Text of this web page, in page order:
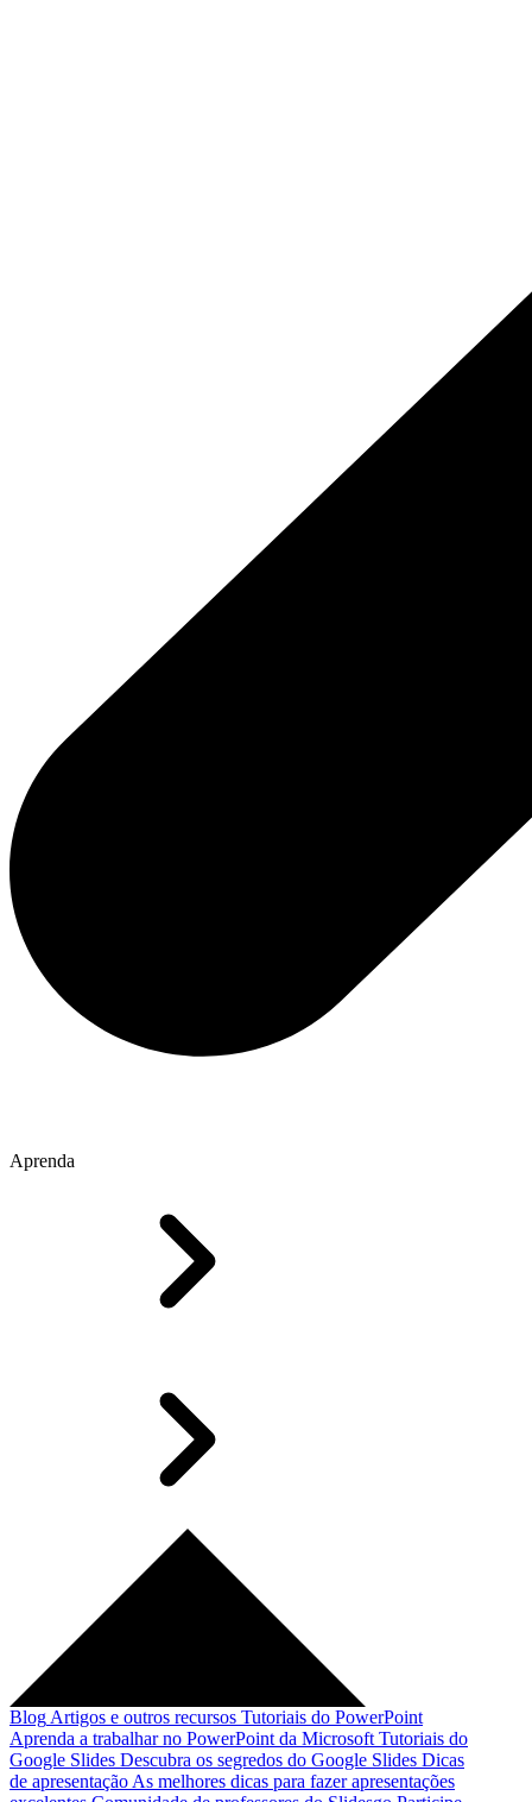
Aprenda
Blog Artigos e outros recursos Tutoriais do PowerPoint
Aprenda a trabalhar no PowerPoint da Microsoft Tutoriais do
Google Slides Descubra os segredos do Google Slides Dicas
de apresentação As melhores dicas para fazer apresentações